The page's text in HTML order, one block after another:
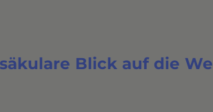
Blick auf die